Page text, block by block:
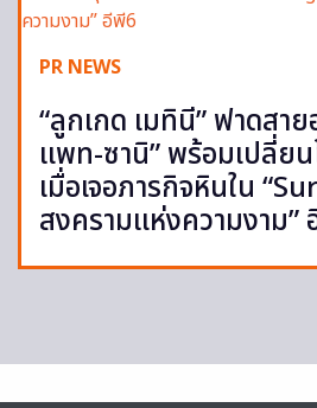
PR NEWS
“ลูกเกด เมทินี” ฟาดสาย
แพท-ซานิ” พร้อมเปลี่ย
เมื่อเจอภารกิจหินใน
สงครามแห่งความงาม”